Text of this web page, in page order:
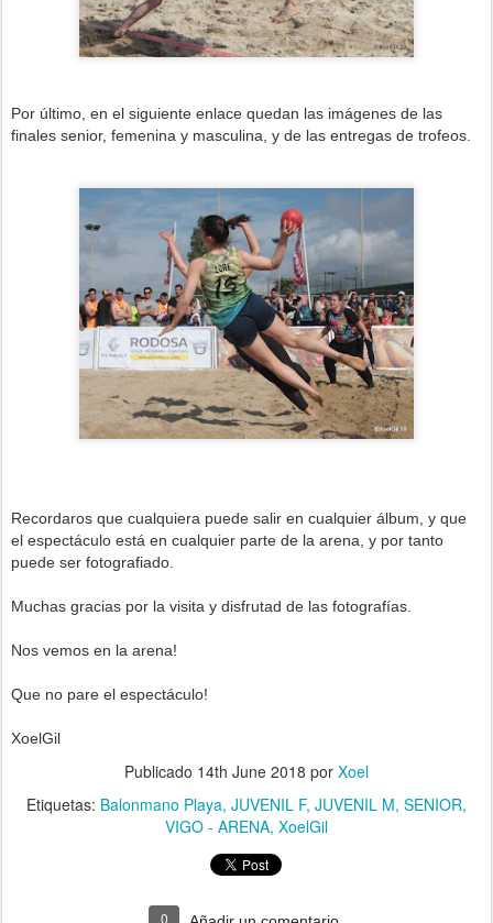
Por último, en el siguiente enlace quedan las imágenes de las
finales senior, femenina y masculina, y de las entregas de trofeos.
Recordaros que cualquiera puede salir en cualquier álbum, y que
el espectáculo está en cualquier parte de la arena, y por tanto
puede ser fotografiado.
Muchas gracias por la visita y disfrutad de las fotografías.
Nos vemos en la arena!
Que no pare el espectáculo!
XoelGil
Publicado 14th June 2018 por Xoel
Etiquetas: Balonmano Playa JUVENIL F JUVENIL M SENIOR
VIGO - ARENA XoelGil
0